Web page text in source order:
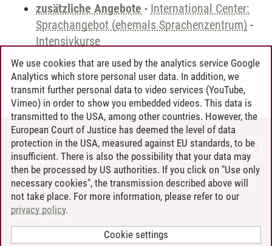
zusätzliche Angebote - International Center:
Sprachangebot (ehemals Sprachenzentrum) -
Intensivkurse
Andreea Tribel 30.06.2024
CONTACT
LEUPHANA AS EMPLOYER
INTRANET
SITE NOTICE
PRIVACY POLICY
We use cookies that are used by the analytics service Google
Analytics which store personal user data. In addition, we
transmit further personal data to video services (YouTube,
Vimeo) in order to show you embedded videos. This data is
transmitted to the USA, among other countries. However, the
European Court of Justice has deemed the level of data
protection in the USA, measured against EU standards, to be
insufficient. There is also the possibility that your data may
then be processed by US authorities. If you click on "Use only
necessary cookies", the transmission described above will
not take place. For more information, please refer to our
privacy policy.
Cookie settings